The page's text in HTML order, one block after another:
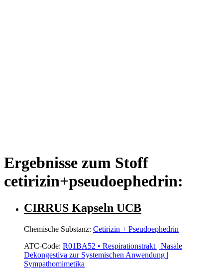
Ergebnisse zum Stoff
cetirizin+pseudoephedrin:
CIRRUS Kapseln UCB
Chemische Substanz: Cetirizin + Pseudoephedrin
ATC-Code: R01BA52 • Respirationstrakt | Nasale
Dekongestiva zur Systemischen Anwendung |
Sympathomimetika